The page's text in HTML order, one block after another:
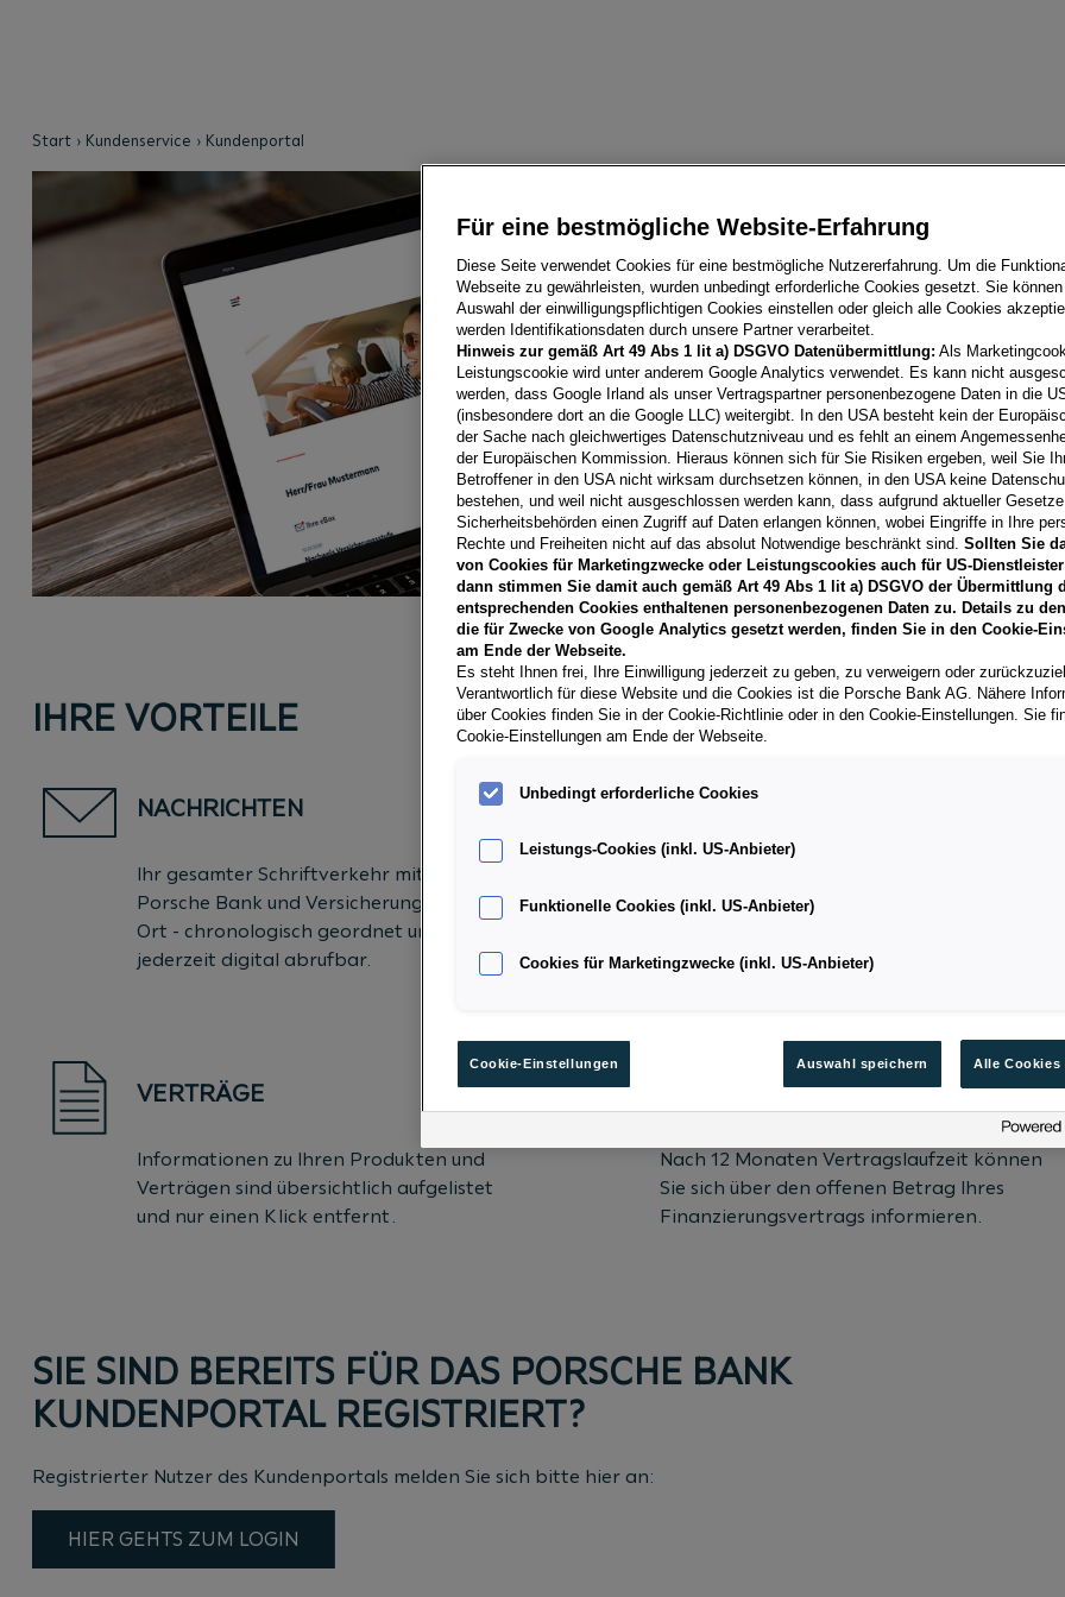
Start Kundenservice Kundenportal
Egal ob einen oder
Informationen der Porsche
und jederzeit abrufbar im
ZUM LOGIN
IHRE VORTEILE
NACHRICHTEN
Ihr gesamter Schriftverkehr mit der
Porsche Bank und Versicherung an einem
Ort - chronologisch geordnet und
jederzeit digital abrufbar.
ONLINE SCHADENMELDUNG
einen Schaden an Ihrem Auto. Hier gehts
VERTRÄGE
Informationen zu Ihren Produkten und
Verträgen sind übersichtlich aufgelistet
und nur einen Klick entfernt.
AUFLÖSUNGSWERT
Nach 12 Monaten Vertragslaufzeit können
Sie sich über den offenen Betrag Ihres
Finanzierungsvertrags informieren.
SIE SIND BEREITS FÜR DAS PORSCHE BANK
KUNDENPORTAL REGISTRIERT?
Registrierter Nutzer des Kundenportals melden Sie sich bitte hier an:
HIER GEHTS ZUM LOGIN
Für eine bestmögliche Website-Erfahrung
Diese Seite verwendet Cookies für eine bestmögliche Nutzererfahrung. Um die
Webseite zu gewährleisten, wurden unbedingt erforderliche Cookies gesetzt. Sie
Auswahl der einwilligungspflichtigen Cookies einstellen oder gleich alle Cookies
werden Identifikationsdaten durch unsere Partner verarbeitet.
Hinweis zur gemäß Art 49 Abs 1 lit a) DSGVO Datenübermittlung: Als
Leistungscookie wird unter anderem Google Analytics verwendet. Es kann nicht
werden, dass Google Irland als unser Vertragspartner personenbezogene Daten in die
(insbesondere dort an die Google LLC) weitergibt. In den USA besteht kein der
der Sache nach gleichwertiges Datenschutzniveau und es fehlt an einem
der Europäischen Kommission. Hieraus können sich für Sie Risiken ergeben, weil Sie
Betroffener in den USA nicht wirksam durchsetzen können, in den USA keine
bestehen, und weil nicht ausgeschlossen werden kann, dass aufgrund aktueller
Sicherheitsbehörden einen Zugriff auf Daten erlangen können, wobei Eingriffe in Ihre
Rechte und Freiheiten nicht auf das absolut Notwendige beschränkt sind. Sollten Sie
von Cookies für Marketingzwecke oder Leistungscookies auch für US-
dann stimmen Sie damit auch gemäß Art 49 Abs 1 lit a) DSGVO der Übermittlung
entsprechenden Cookies enthaltenen personenbezogenen Daten zu. Details zu
die für Zwecke von Google Analytics gesetzt werden, finden Sie in den Cookie-
am Ende der Webseite.
Es steht Ihnen frei, Ihre Einwilligung jederzeit zu geben, zu verweigern oder
Verantwortlich für diese Website und die Cookies ist die Porsche Bank AG. Nähere
über Cookies finden Sie in der Cookie-Richtlinie oder in den Cookie-Einstellungen. Sie
Cookie-Einstellungen am Ende der Webseite.
Unbedingt erforderliche Cookies
Leistungs-Cookies (inkl. US-Anbieter)
Funktionelle Cookies (inkl. US-Anbieter)
Cookies für Marketingzwecke (inkl. US-Anbieter)
Cookie-Einstellungen Auswahl speichern Alle Cookies